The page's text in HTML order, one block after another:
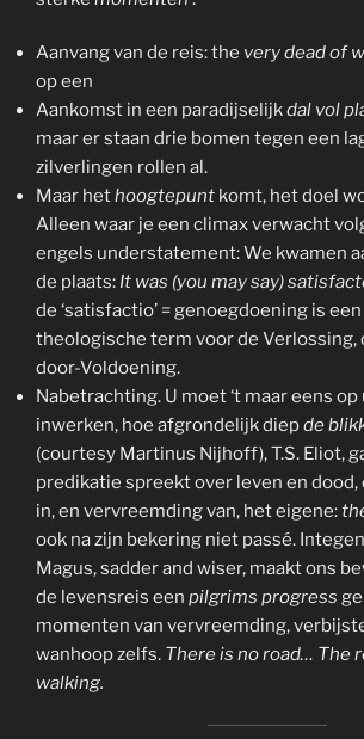
Aanvang van de reis: the verydead of
op een
Aankomst in een paradijselijkdal vol
maar er staan drie bomen tegen een
zilverlingen rollen al.
Maar hethoogtepunt komt, het doel
Alleen waar je een climax verwacht
engels understatement: We kwamen
de plaats: It was (you may say)
de ‘satisfactio’ = genoegdoening is
theologische term voor de Verlossing,
door-Voldoening.
Nabetrachting. U moet ‘t maar eens op
inwerken, hoe afgrondelijk diepde
(courtesy Martinus Nijhoff), T.S. Eliot,
predikatie spreekt over leven en dood,
in, en vervreemding van, het eigene:
ook na zijn bekering niet passé.
Magus, sadder and wiser, maakt ons
de levensreis een pilgrims progress
momenten van vervreemding,
wanhoop zelfs. There is no road… The
walking.